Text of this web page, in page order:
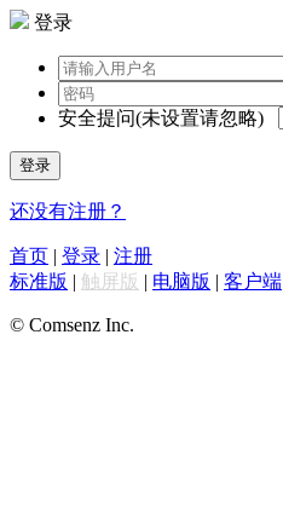
登录
安全提问(未设置请忽略)
登录
还没有注册？
首页 | 登录 | 注册
标准版 | 触屏版 | 电脑版 | 客户端
© Comsenz Inc.